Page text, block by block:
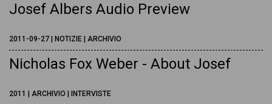
Josef Albers Audio Preview
2011-09-27 | NOTIZIE | ARCHIVIO
Nicholas Fox Weber - About Josef
2011 | ARCHIVIO | INTERVISTE